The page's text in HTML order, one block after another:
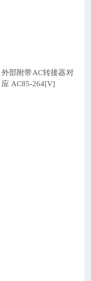
外部附带AC转接器对
应 AC85-264[V]